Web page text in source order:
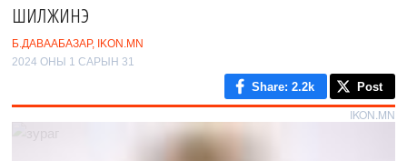
шилжинэ
Б.ДАВААБАЗАР, IKON.MN
2024 ОНЫ 1 САРЫН 31
Share: 2.2k Post
IKON.MN